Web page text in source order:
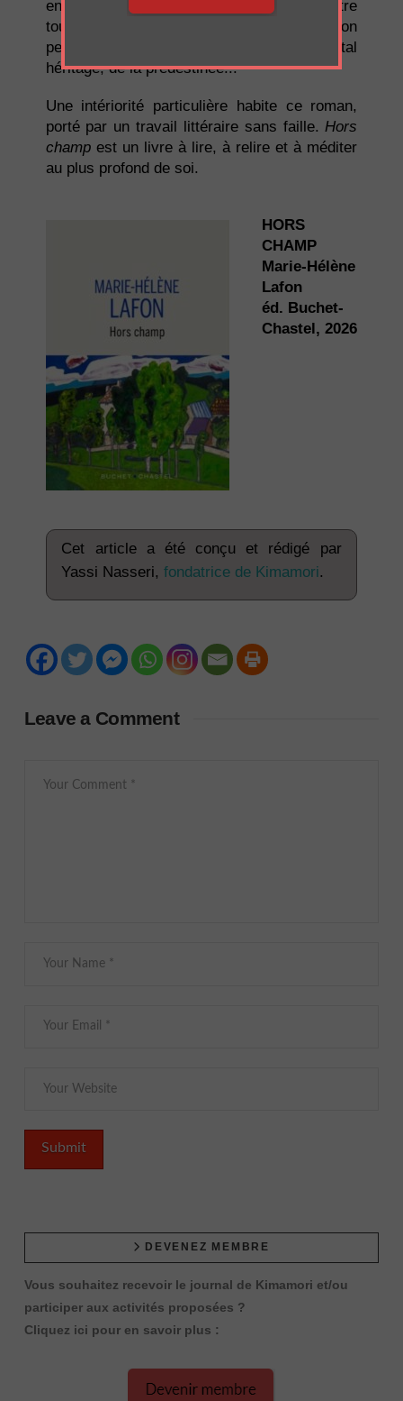
en ce qu'elle définit l'amour : être là, être
toujours là, et être encore là le jour où l'on
peut sauver l'autre, de lui-même, du fatal
héritage, de la prédestinée...
Une intériorité particulière habite ce roman,
porté par un travail littéraire sans faille.Hors
champest un livre à lire, à relire et à méditer
au plus profond de soi.
HORS
CHAMP
Marie-Hélène
Lafon
éd. Buchet-
Chastel, 2026
Cet article a été conçu et rédigé par
Yassi Nasseri,fondatrice de Kimamori.
Leave a Comment
DEVENEZ MEMBRE
Vous souhaitez recevoir le journal de Kimamori et/ou
participer aux activités proposées ?
Cliquez ici pour en savoir plus :